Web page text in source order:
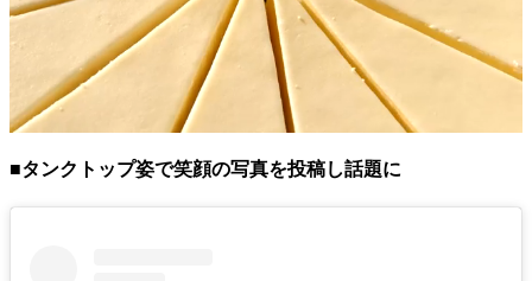
■タンクトップ姿で笑顔の写真を投稿し話題に